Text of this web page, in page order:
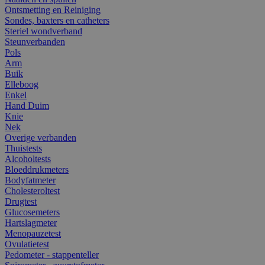
Ontsmetting en Reiniging
Sondes, baxters en catheters
Steriel wondverband
Steunverbanden
Pols
Arm
Buik
Elleboog
Enkel
Hand Duim
Knie
Nek
Overige verbanden
Thuistests
Alcoholtests
Bloeddrukmeters
Bodyfatmeter
Cholesteroltest
Drugtest
Glucosemeters
Hartslagmeter
Menopauzetest
Ovulatietest
Pedometer - stappenteller